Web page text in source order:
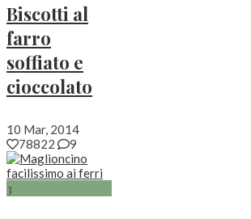
Biscotti al
farro
soffiato e
cioccolato
10 Mar, 2014
78822
9
3